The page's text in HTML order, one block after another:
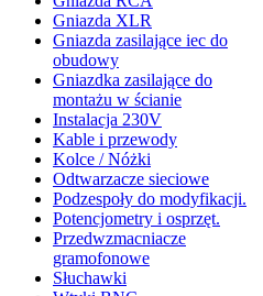
Gniazda XLR
Gniazda zasilające iec do
obudowy
Gniazdka zasilające do
montażu w ścianie
Instalacja 230V
Kable i przewody
Kolce / Nóżki
Odtwarzacze sieciowe
Podzespoły do modyfikacji.
Potencjometry i osprzęt.
Przedwzmacniacze
gramofonowe
Słuchawki